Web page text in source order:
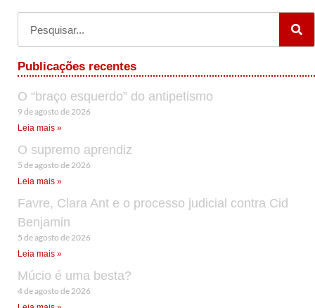
Publicações recentes
O “braço esquerdo” do antipetismo
9 de agosto de 2026
Leia mais »
O supremo aprendiz
5 de agosto de 2026
Leia mais »
Favre, Clara Ant e o processo judicial contra Cid
Benjamin
5 de agosto de 2026
Leia mais »
Múcio é uma besta?
4 de agosto de 2026